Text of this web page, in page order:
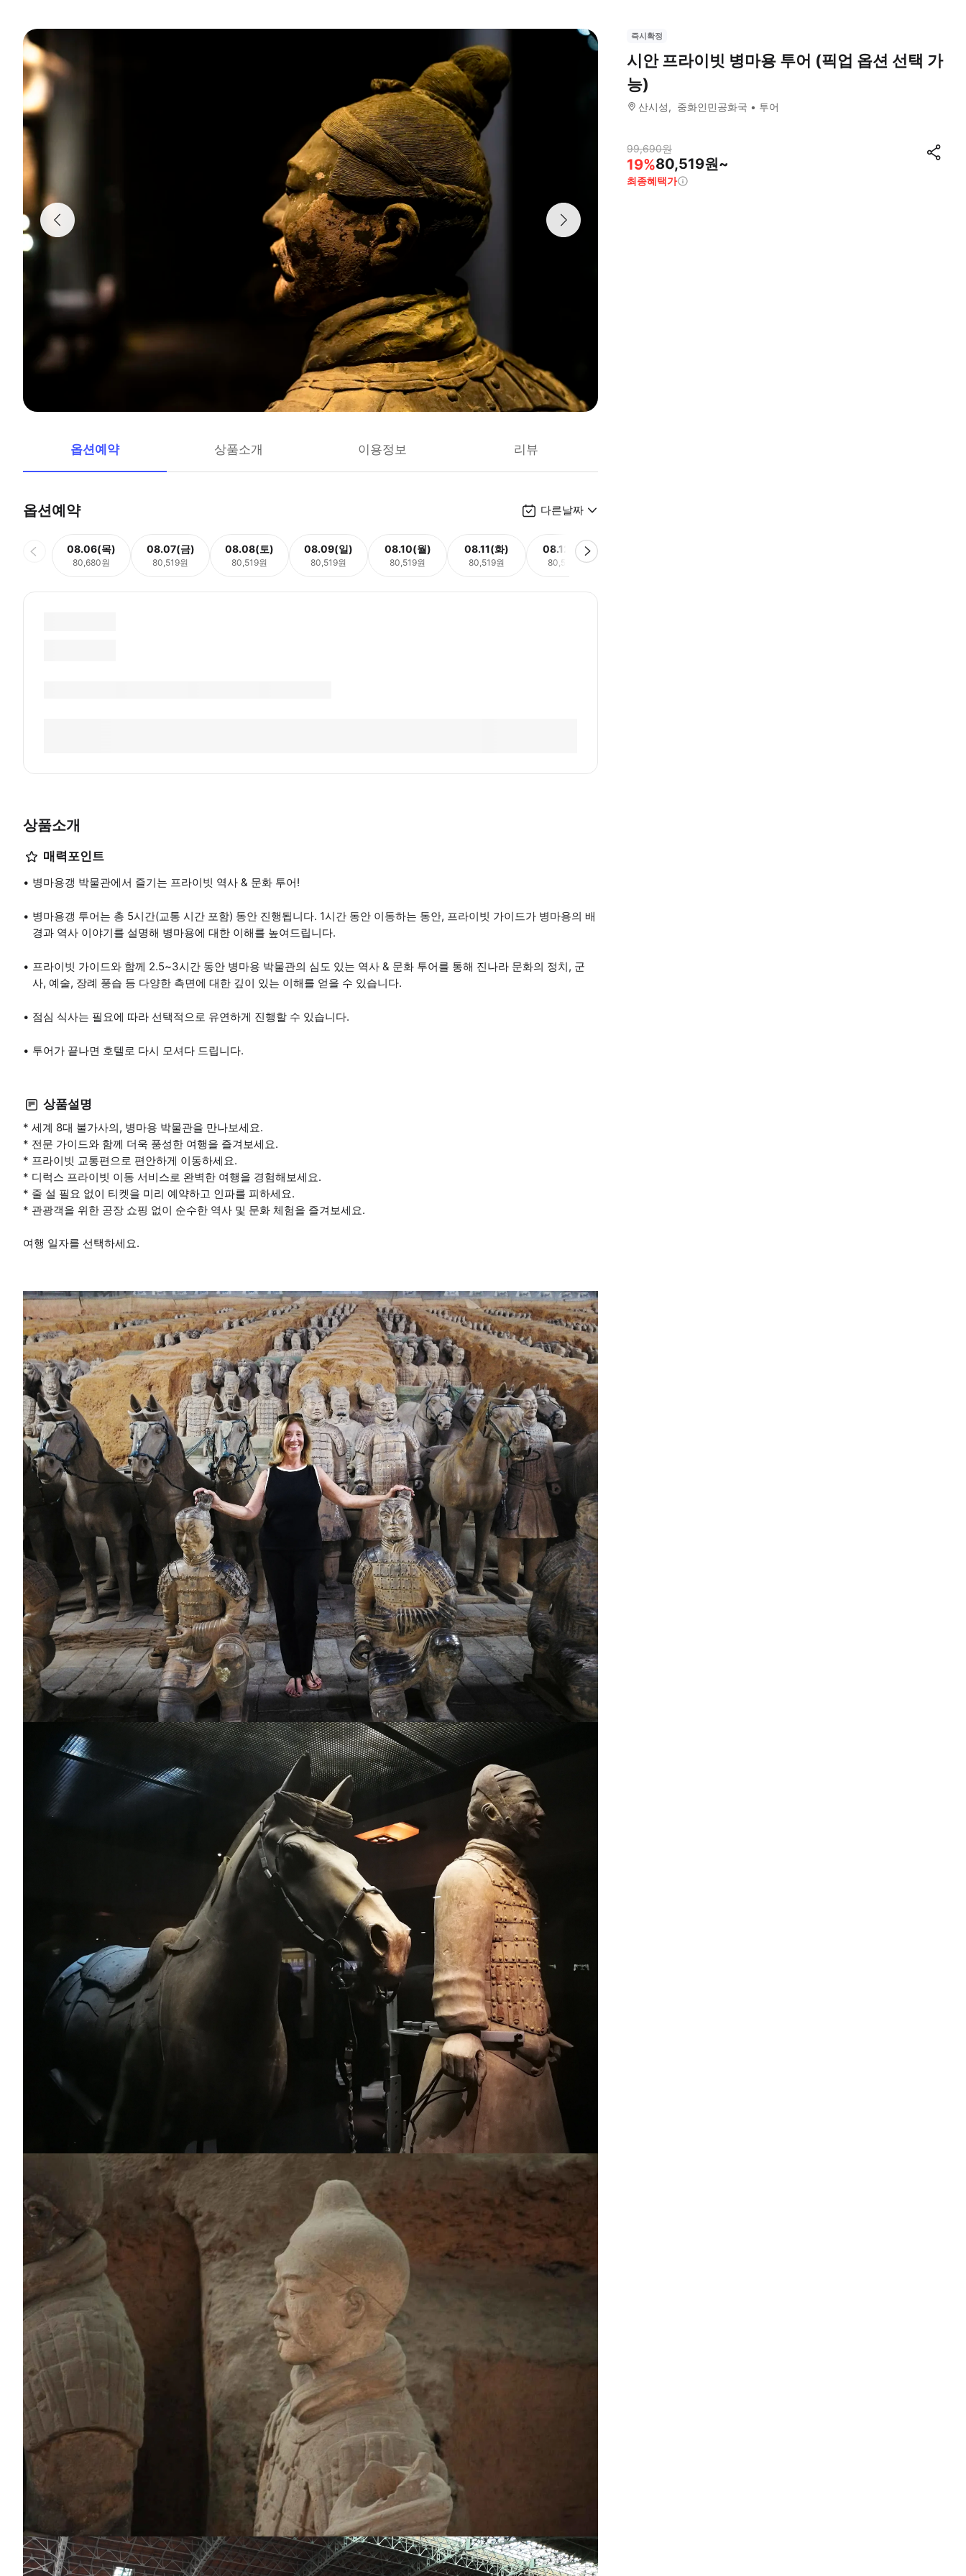
옵션예약 상품소개 이용정보 리뷰
옵션예약 다른날짜
08.06(목)
80,680원
08.07(금)
80,519원
08.08(토)
80,519원
08.09(일)
80,519원
08.10(월)
80,519원
08.11(화)
80,519원
08.12(수)
80,519원
상품소개
매력포인트
병마용갱 박물관에서 즐기는 프라이빗 역사 & 문화 투어!
병마용갱 투어는 총 5시간(교통 시간 포함) 동안 진행됩니다. 1시간 동안 이동하는 동안, 프라이빗 가이드가 병마용의 배
경과 역사 이야기를 설명해 병마용에 대한 이해를 높여드립니다.
프라이빗 가이드와 함께 2.5~3시간 동안 병마용 박물관의 심도 있는 역사 & 문화 투어를 통해 진나라 문화의 정치, 군
사, 예술, 장례 풍습 등 다양한 측면에 대한 깊이 있는 이해를 얻을 수 있습니다.
점심 식사는 필요에 따라 선택적으로 유연하게 진행할 수 있습니다.
투어가 끝나면 호텔로 다시 모셔다 드립니다.
상품설명
* 세계 8대 불가사의, 병마용 박물관을 만나보세요.
* 전문 가이드와 함께 더욱 풍성한 여행을 즐겨보세요.
* 프라이빗 교통편으로 편안하게 이동하세요.
* 디럭스 프라이빗 이동 서비스로 완벽한 여행을 경험해보세요.
* 줄 설 필요 없이 티켓을 미리 예약하고 인파를 피하세요.
* 관광객을 위한 공장 쇼핑 없이 순수한 역사 및 문화 체험을 즐겨보세요.
여행 일자를 선택하세요.
즉시확정
시안 프라이빗 병마용 투어 (픽업 옵션 선택 가
능)
산시성 중화인민공화국 투어
99,690원
19%80,519원~
최종혜택가